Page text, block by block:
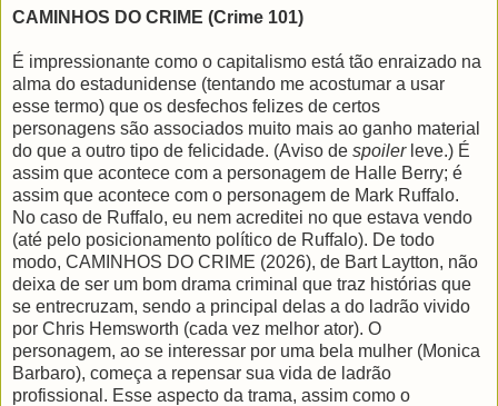
CAMINHOS DO CRIME (Crime 101)
É impressionante como o capitalismo está tão enraizado na
alma do estadunidense (tentando me acostumar a usar
esse termo) que os desfechos felizes de certos
personagens são associados muito mais ao ganho material
do que a outro tipo de felicidade. (Aviso de spoilerleve.) É
assim que acontece com a personagem de Halle Berry; é
assim que acontece com o personagem de Mark Ruffalo.
No caso de Ruffalo, eu nem acreditei no que estava vendo
(até pelo posicionamento político de Ruffalo). De todo
modo, CAMINHOS DO CRIME (2026), de Bart Laytton, não
deixa de ser um bom drama criminal que traz histórias que
se entrecruzam, sendo a principal delas a do ladrão vivido
por Chris Hemsworth (cada vez melhor ator). O
personagem, ao se interessar por uma bela mulher (Monica
Barbaro), começa a repensar sua vida de ladrão
profissional. Esse aspecto da trama, assim como o